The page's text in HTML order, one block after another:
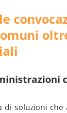
soluzioni che